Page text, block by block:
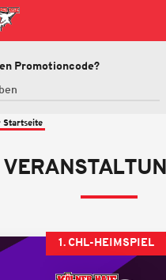
Promotioncode?
Startseite
1. CHL-HEIMSPIEL